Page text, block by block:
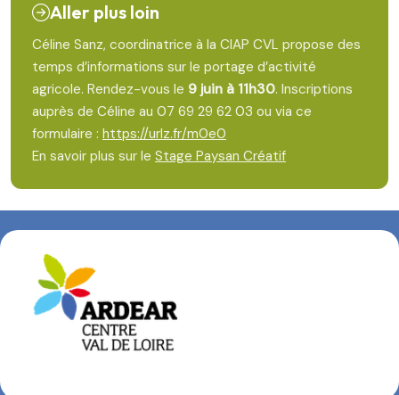
Aller plus loin
Céline Sanz, coordinatrice à la CIAP CVL propose des
temps d’informations sur le portage d’activité
agricole. Rendez-vous le 9 juin à 11h30. Inscriptions
auprès de Céline au 07 69 29 62 03 ou via ce
formulaire : https://urlz.fr/m0e0
En savoir plus sur le Stage Paysan Créatif